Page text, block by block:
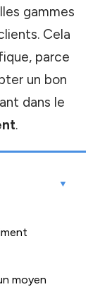
gammes
Cela
parce
un bon
dans le
.
moyen